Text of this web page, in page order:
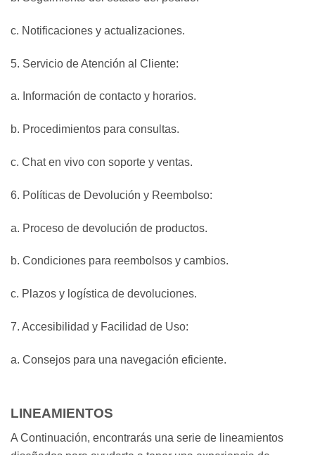
c. Notificaciones y actualizaciones.
5. Servicio de Atención al Cliente:
a. Información de contacto y horarios.
b. Procedimientos para consultas.
c. Chat en vivo con soporte y ventas.
6. Políticas de Devolución y Reembolso:
a. Proceso de devolución de productos.
b. Condiciones para reembolsos y cambios.
c. Plazos y logística de devoluciones.
7. Accesibilidad y Facilidad de Uso:
a. Consejos para una navegación eficiente.
LINEAMIENTOS
A Continuación, encontrarás una serie de lineamientos